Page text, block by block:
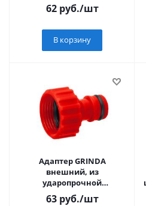
62руб./шт
В корзину
Адаптер GRINDA
внешний, из
ударопрочной
пластмассы, 3/4"
63руб./шт